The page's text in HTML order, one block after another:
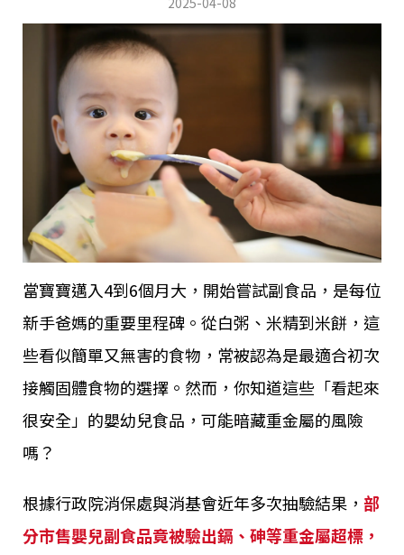
當寶寶邁入4到6個月大，開始嘗試副食品，是每位
新手爸媽的重要里程碑。從白粥、米精到米餅，這
些看似簡單又無害的食物，常被認為是最適合初次
接觸固體食物的選擇。然而，你知道這些「看起來
很安全」的嬰幼兒食品，可能暗藏重金屬的風險
嗎？
根據行政院消保處與消基會近年多次抽驗結果， 部
分市售嬰兒副食品竟被驗出鎘、砷等重金屬超標，